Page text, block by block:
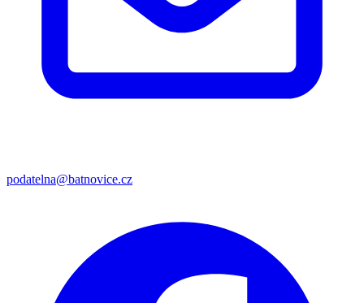
podatelna@batnovice.cz